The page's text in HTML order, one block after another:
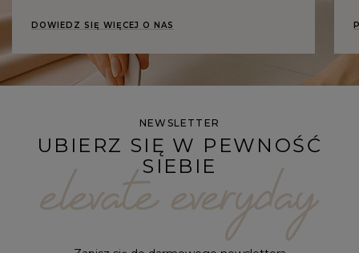
DOWIEDZ SIĘ WIĘCEJ O NAS
NEWSLETTER
UBIERZ SIĘ W PEWNOŚĆ
SIEBIE